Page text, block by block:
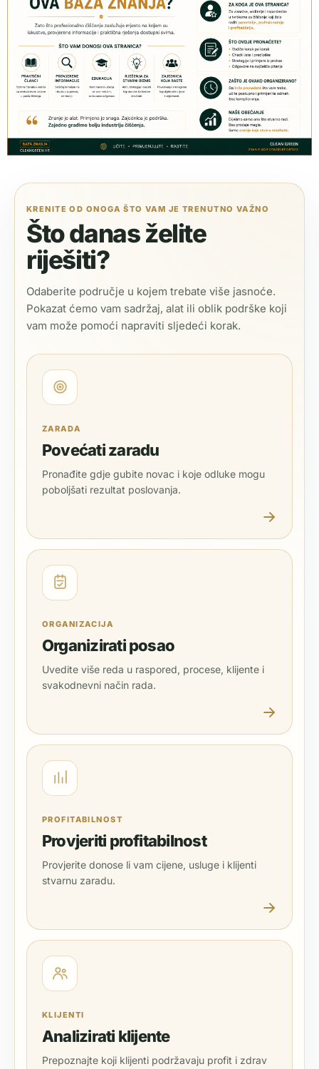
KRENITE OD ONOGA ŠTO VAM JE TRENUTNO VAŽNO
Što danas želite
riješiti?
Odaberite područje u kojem trebate više jasnoće.
Pokazat ćemo vam sadržaj, alat ili oblik podrške koji
vam može pomoći napraviti sljedeći korak.
ZARADA
Povećati zaradu
Pronađite gdje gubite novac i koje odluke mogu
poboljšati rezultat poslovanja.
ORGANIZACIJA
Organizirati posao
Uvedite više reda u raspored, procese, klijente i
svakodnevni način rada.
PROFITABILNOST
Provjeriti profitabilnost
Provjerite donose li vam cijene, usluge i klijenti
stvarnu zaradu.
KLIJENTI
Analizirati klijente
Prepoznajte koji klijenti podržavaju profit i zdrav